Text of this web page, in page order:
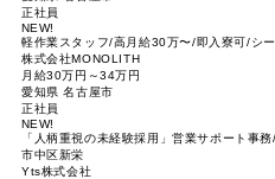
正社員
NEW!
軽作業スタッフ/高月給30万〜/即入寮可/シ
株式会社MONOLITH
月給30万円～34万円
愛知県 名古屋市
正社員
NEW!
「人柄重視の未経験採用」営業サポート事
市中区新栄
Yts株式会社